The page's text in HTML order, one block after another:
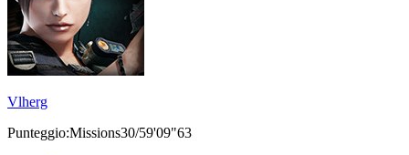
Vlherg
Punteggio:Missions30/59'09"63